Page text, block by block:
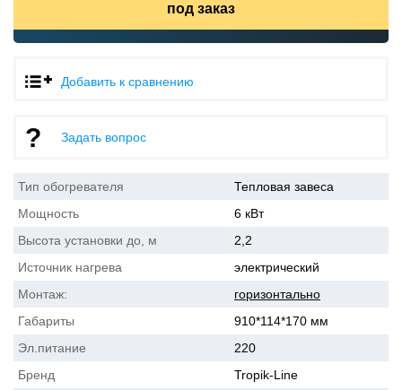
под заказ
Добавить к сравнению
Задать вопрос
Тип обогревателя
Тепловая завеса
Мощность
6 кВт
Высота установки до, м
2,2
Источник нагрева
электрический
Монтаж:
горизонтально
Габариты
910*114*170 мм
Эл.питание
220
Бренд
Tropik-Line